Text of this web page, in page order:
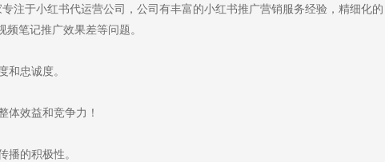
注于小红书代运营公司，公司有丰富的小红书推广营销服务经验，精细化的
笔记推广效果差等问题。
忠诚度。
效益和竞争力！
的积极性。